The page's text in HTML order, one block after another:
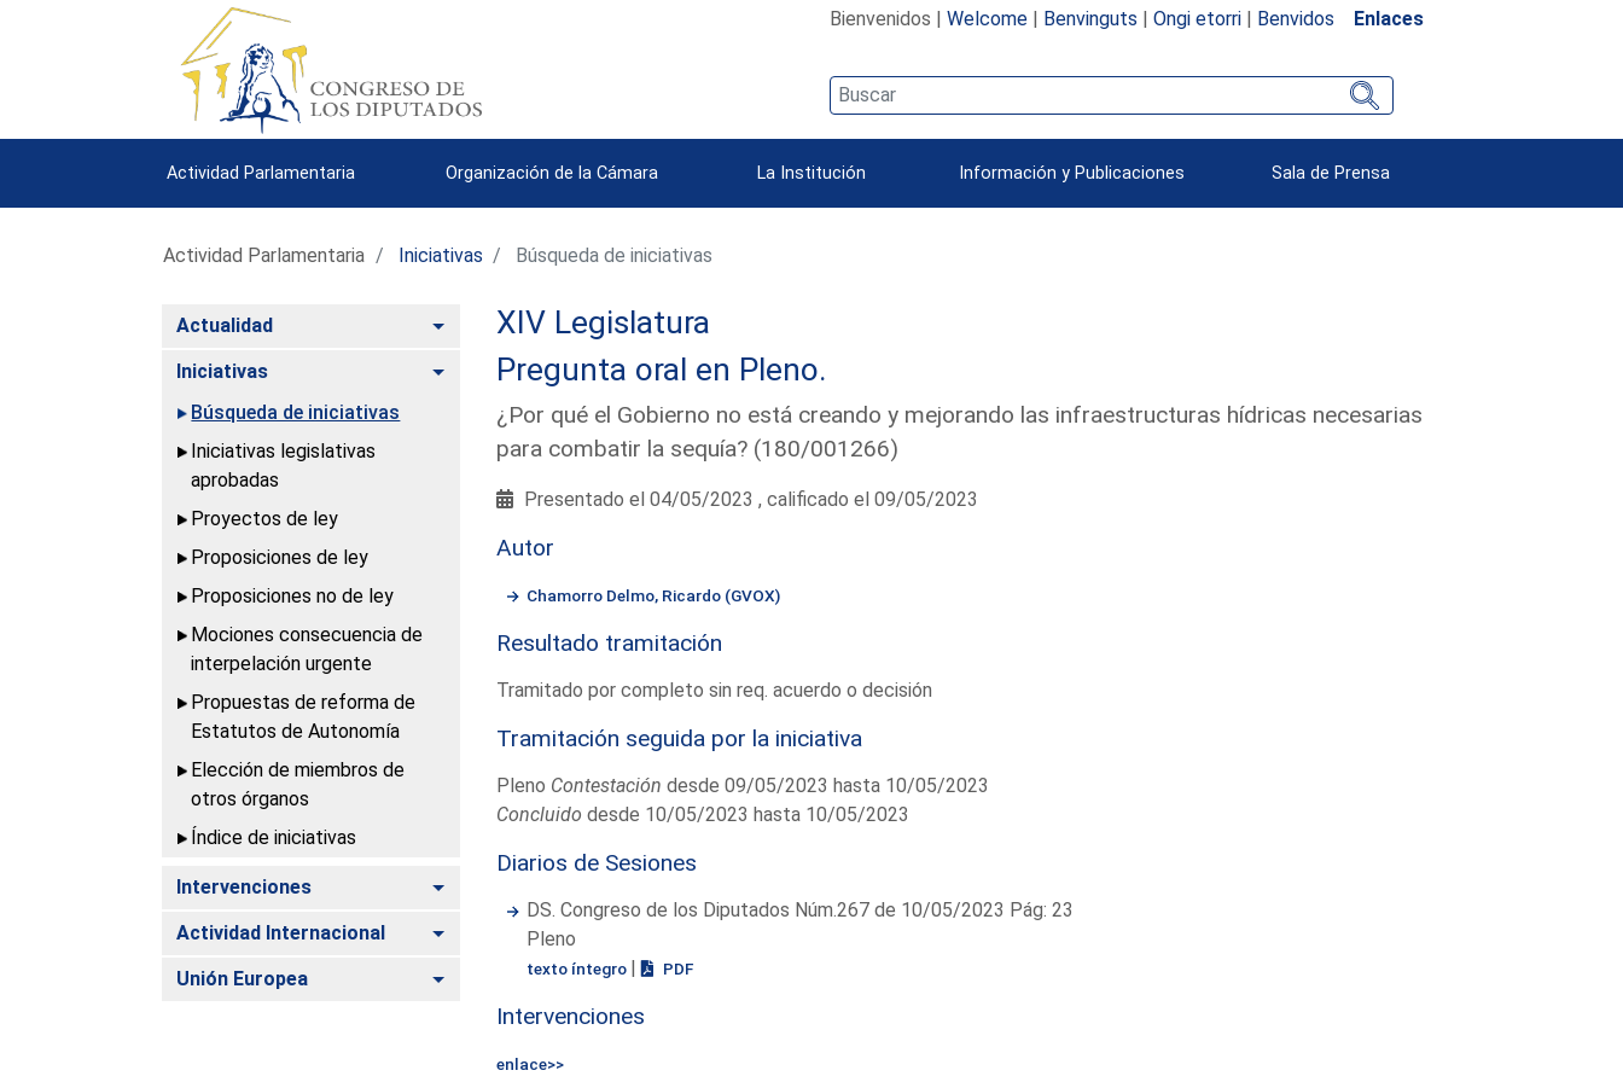
Bienvenidos | Welcome| Benvinguts | Ongi etorri| Benvidos Enlaces
Actividad Parlamentaria Organización de la Cámara La Institución Información y Publicaciones Sala de Prensa
Actividad Parlamentaria Iniciativas Búsqueda de iniciativas
Actualidad Alternar
Iniciativas
Alternar
Búsqueda de iniciativas
Iniciativas legislativas
aprobadas
Proyectos de ley
Proposiciones de ley
Proposiciones no de ley
Mociones consecuencia de
interpelación urgente
Propuestas de reforma de
Estatutos de Autonomía
Elección de miembros de
otros órganos
Índice de iniciativas
Intervenciones Alternar
Actividad Internacional Alternar
Unión Europea Alternar
XIV Legislatura
Pregunta oral en Pleno.
¿Por qué el Gobierno no está creando y mejorando las infraestructuras hídricas necesarias
para combatir la sequía? (180/001266)
Presentado el 04/05/2023 , calificado el 09/05/2023
Autor
Chamorro Delmo, Ricardo (GVOX)
Resultado tramitación
Tramitado por completo sin req. acuerdo o decisión
Tramitación seguida por la iniciativa
Pleno Contestación desde 09/05/2023 hasta 10/05/2023
Concluido desde 10/05/2023 hasta 10/05/2023
Diarios de Sesiones
DS. Congreso de los Diputados Núm.267 de 10/05/2023 Pág: 23
Pleno
texto íntegro | PDF
Intervenciones
enlace>>